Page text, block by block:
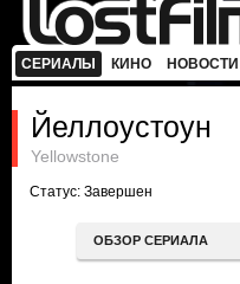
СЕРИАЛЫ КИНО НОВОСТИ
Йеллоустоун
Yellowstone
Статус: Завершен
ОБЗОР СЕРИАЛА